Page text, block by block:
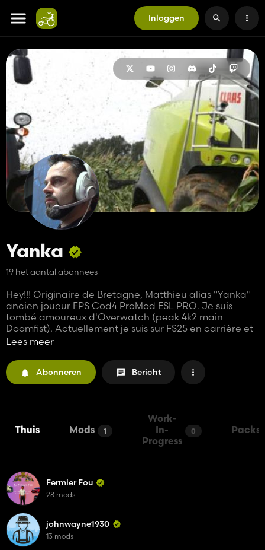
Inloggen
Yanka
19 het aantal abonnees
Hey!!! Originaire de Bretagne, Matthieu alias "Yanka"
ancien joueur FPS Cod4 ProMod ESL PRO. Je suis
tombé amoureux d'Overwatch (peak 4k2 main
Doomfist). Actuellement je suis sur FS25 en carrière et
eSport et de temps en temps quelques FPS. A très vite
Lees meer
Abonneren Bericht
Thuis Mods 1
Work-
In-
Progress
0 Packs
Fermier Fou
28 mods
johnwayne1930
13 mods